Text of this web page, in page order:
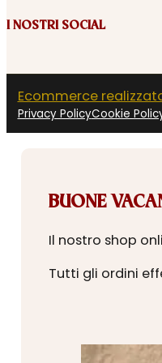
I NOSTRI SOCIAL
Ecommerce
Privacy PolicyCookie
BUONE
Il nostro shop
Tutti gli ordini